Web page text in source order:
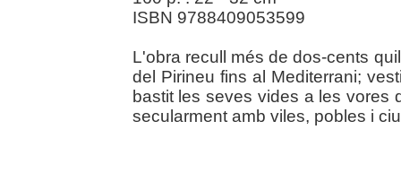
ISBN 9788409053599
L'obra recull més de dos-cents
del Pirineu fins al Mediterrani;
bastit les seves vides a les vores
secularment amb viles, pobles i